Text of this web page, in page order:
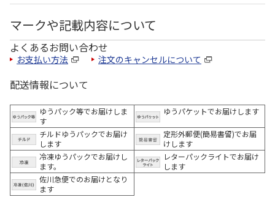
マークや記載内容について
よくあるお問い合わせ
お支払い方法 注文のキャンセルについて
配送情報について
ゆうパック等でお届けしま
す
ゆうパケットでお届けします
チルドゆうパックでお届け
します
定形外郵便(簡易書留)でお届
けします
冷凍ゆうパックでお届けし
ます。
レターパックライトでお届け
します
佐川急便でのお届けとなり
ます